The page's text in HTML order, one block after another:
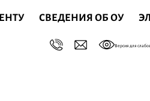
СВЕДЕНИЯ ОБ ОУ
Версия для